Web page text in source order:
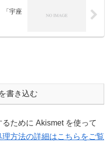
「宇座
書き込む
ために Akismet を使って
方法の詳細はこちらをご覧